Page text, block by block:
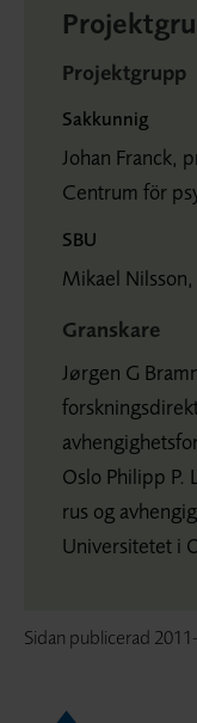
Projektgrupp
Sakkunnig
Johan Franck,
Centrum för
SBU
Mikael
Granskare
Jørgen G
Oslo Philipp
rus og
Universitetet i
Sidan publicerad